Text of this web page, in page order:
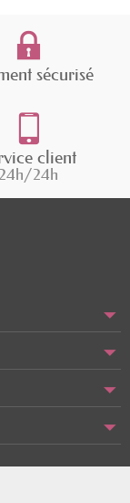
sécurisé
client
24h/24h